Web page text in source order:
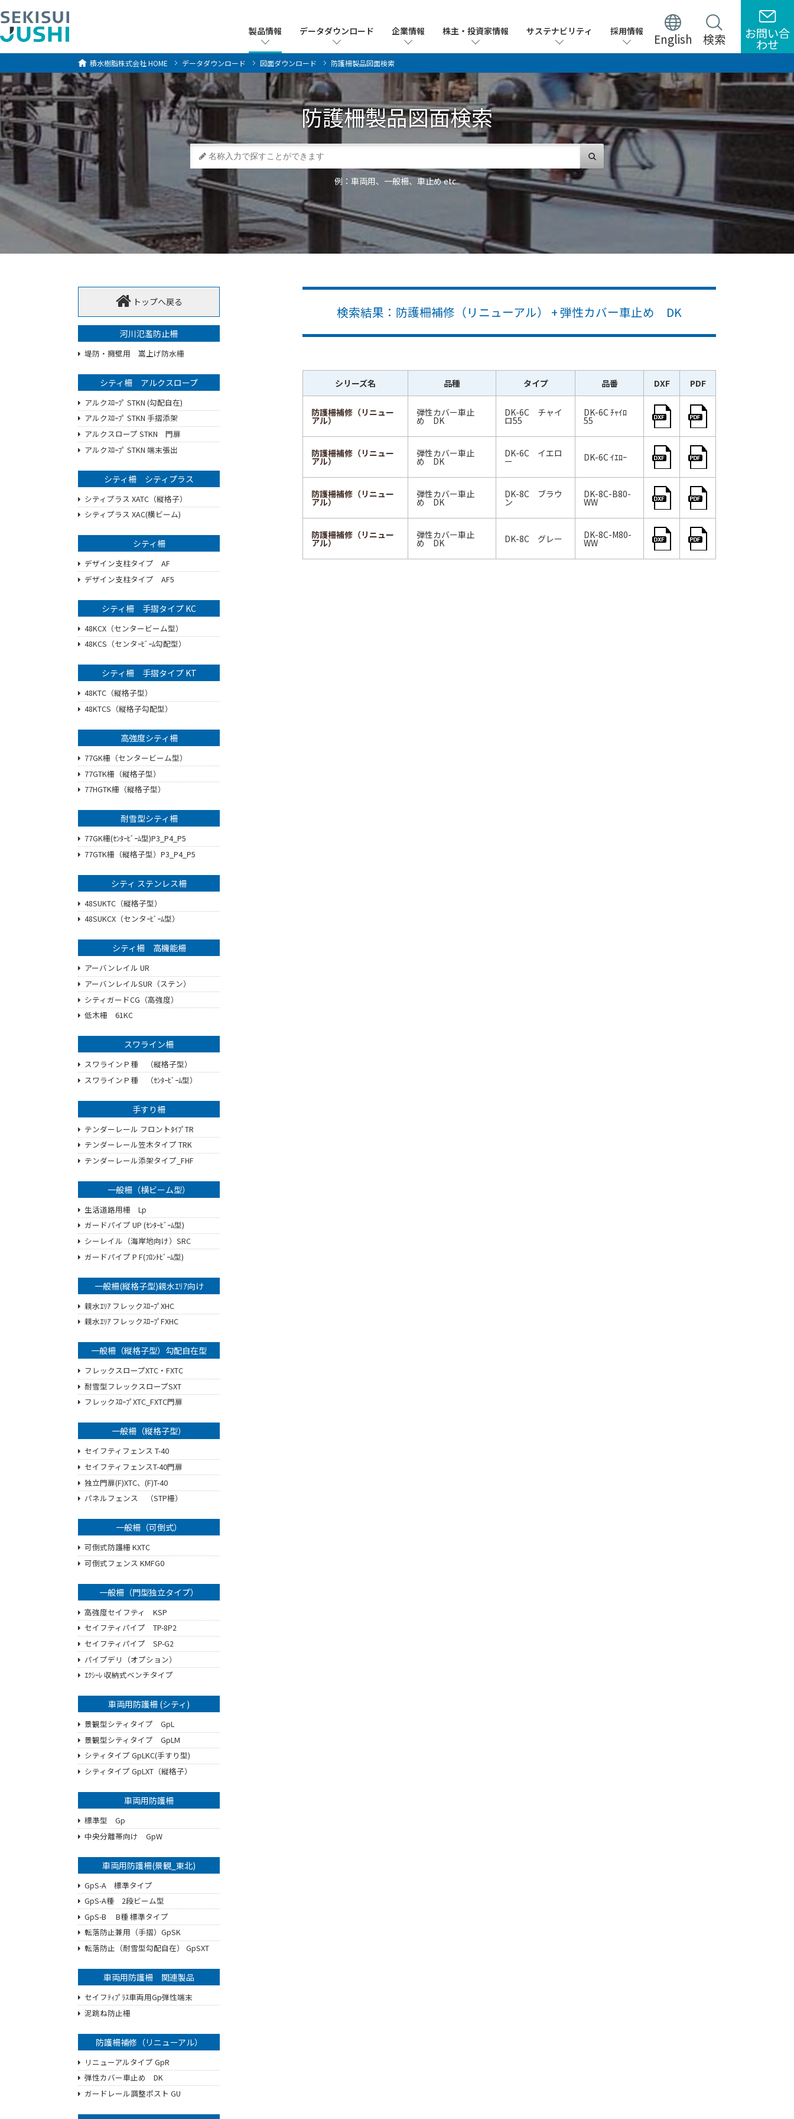
製品情報 データダウンロード 企業情報 株主・投資家情報 サステナビリティ 採用情報 English 検索 お問い合
わせ
製品情報 データダウンロード 企業情報 株主・投資家情報 サステナビリティ 採用情報 English 検索 お問い合
わせ
積水樹脂株式会社HOME データダウンロード 図面ダウンロード 防護柵製品図面検索
防護柵製品図面検索
例：車両用、一般柵、車止め etc..
検索結果：防護柵補修（リニューアル） + 弾性カバー車止め DK
シリーズ名 品種 タイプ 品番 DXF PDF
防護柵補修（リニュー
アル）
弾性カバー車止
め DK
DK-6C チャイ
ロ55
DK-6C ﾁｬｲﾛ
55
防護柵補修（リニュー
アル）
弾性カバー車止
め DK
DK-6C イエロ
ー DK-6C ｲｴﾛｰ
防護柵補修（リニュー
アル）
弾性カバー車止
め DK
DK-8C ブラウ
ン
DK-8C-B80-
WW
防護柵補修（リニュー
アル）
弾性カバー車止
め DK DK-8C グレー DK-8C-M80-
WW
トップへ戻る
河川氾濫防止柵
堤防・擁壁用 嵩上げ防水柵
シティ柵 アルクスロープ
アルクｽﾛｰﾌﾟ STKN (勾配自在)
アルクｽﾛｰﾌﾟ STKN 手摺添架
アルクスロープ STKN 門扉
アルクｽﾛｰﾌﾟ STKN 端末張出
シティ柵 シティプラス
シティプラス XATC（縦格子）
シティプラス XAC(横ビーム)
シティ柵
デザイン支柱タイプ AF
デザイン支柱タイプ AF5
シティ柵 手摺タイプ KC
48KCX（センタービーム型）
48KCS（センタｰﾋﾞｰﾑ勾配型）
シティ柵 手摺タイプ KT
48KTC（縦格子型）
48KTCS（縦格子勾配型）
高強度シティ柵
77GK柵（センタービーム型）
77GTK柵（縦格子型）
77HGTK柵（縦格子型）
耐雪型シティ柵
77GK柵(ｾﾝﾀｰﾋﾞｰﾑ型)P3_P4_P5
77GTK柵（縦格子型）P3_P4_P5
シティ ステンレス柵
48SUKTC（縦格子型）
48SUKCX（センタｰﾋﾞｰﾑ型）
シティ柵 高機能柵
アーバンレイル UR
アーバンレイルSUR（ステン）
シティガードCG（高強度）
低木柵 61KC
スワライン柵
スワラインＰ種 （縦格子型）
スワラインＰ種 （ｾﾝﾀｰﾋﾞｰﾑ型）
手すり柵
テンダーレール フロントﾀｲﾌﾟTR
テンダーレール笠木タイプ TRK
テンダーレール添架タイプ_FHF
一般柵（横ビーム型）
生活道路用柵 Lp
ガードパイプ UP (ｾﾝﾀｰﾋﾞｰﾑ型)
シーレイル（海岸地向け）SRC
ガードパイプ P F(ﾌﾛﾝﾄﾋﾞｰﾑ型)
一般柵(縦格子型)親水ｴﾘｱ向け
親水ｴﾘｱ フレックｽﾛｰﾌﾟXHC
親水ｴﾘｱ フレックｽﾛｰﾌﾟFXHC
一般柵（縦格子型）勾配自在型
フレックスロープXTC・FXTC
耐雪型フレックスロープSXT
フレックｽﾛｰﾌﾟXTC_FXTC門扉
一般柵（縦格子型）
セイフティフェンス T-40
セイフティフェンスT-40門扉
独立門扉(F)XTC、(F)T-40
パネルフェンス （STP柵）
一般柵（可倒式）
可倒式防護柵 KXTC
可倒式フェンス KMFG0
一般柵（門型独立タイプ）
高強度セイフティ KSP
セイフティパイプ TP-8P2
セイフティパイプ SP-G2
パイプデリ（オプション）
ｴｸｼｰﾚ 収納式ベンチタイプ
車両用防護柵 (シティ)
景観型シティタイプ GpL
景観型シティタイプ GpLM
シティタイプ GpLKC(手すり型)
シティタイプ GpLXT（縦格子）
車両用防護柵
標準型 Gp
中央分離帯向け GpW
車両用防護柵(景観_東北)
GpS-A 標準タイプ
GpS-A種 2段ビーム型
GpS-B B種 標準タイプ
転落防止兼用（手摺）GpSK
転落防止（耐雪型勾配自在） GpSXT
車両用防護柵 関連製品
セイフﾃｨﾌﾟﾗｽ車両用Gp弾性端末
泥跳ね防止柵
防護柵補修（リニューアル）
リニューアルタイプ GpR
弾性カバー車止め DK
ガードレール調整ポスト GU